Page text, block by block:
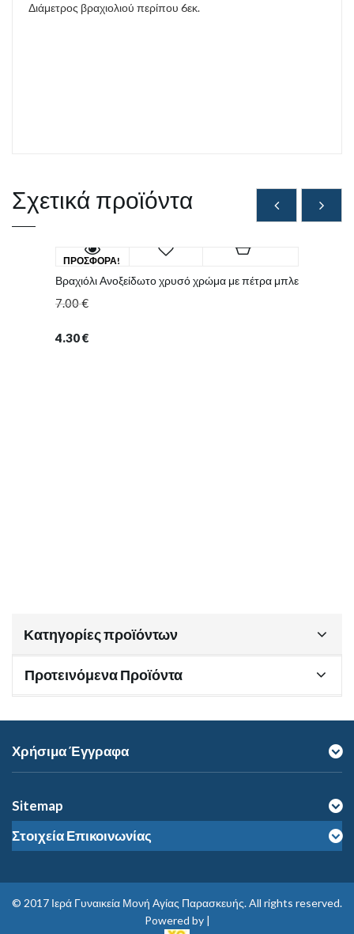
Διάμετρος βραχιολιού περίπου 6εκ.
Σχετικά προϊόντα
ΠΡΟΣΦΟΡΆ!
Βραχιόλι Ανοξείδωτο χρυσό χρώμα με πέτρα μπλε
7.00€
4.30€
Κατηγορίες προϊόντων
Προτεινόμενα Προϊόντα
Χρήσιμα Έγγραφα
Sitemap
Στοιχεία Επικοινωνίας
© 2017 Ιερά Γυναικεία Μονή Αγίας Παρασκευής. All rights reserved.
Powered by |